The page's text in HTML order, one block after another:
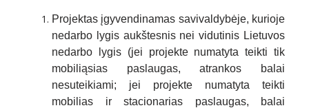
Projektas įgyvendinamas savivaldybėje, kurioje
nedarbo lygis aukštesnis nei vidutinis Lietuvos
nedarbo lygis (jei projekte numatyta teikti tik
mobiliąsias paslaugas, atrankos balai
nesuteikiami; jei projekte numatyta teikti
mobilias ir stacionarias paslaugas, balai